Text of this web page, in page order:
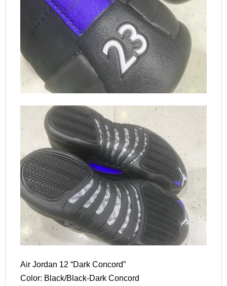
Air Jordan 12 “Dark Concord”
Color: Black/Black-Dark Concord